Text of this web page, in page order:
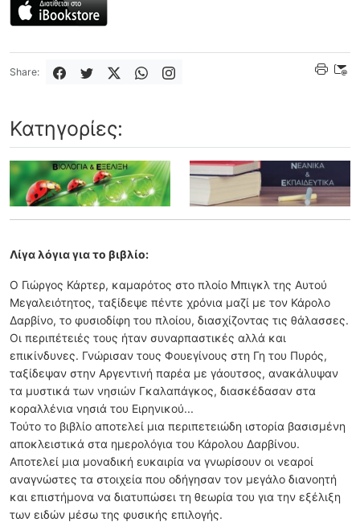
Share:
Κατηγορίες:
Λίγα λόγια για το βιβλίο:
Ο Γιώργος Κάρτερ, καμαρότος στο πλοίο Μπιγκλ της Αυτού
Μεγαλειότητος, ταξίδεψε πέντε χρόνια μαζί με τον Κάρολο
Δαρβίνο, το φυσιοδίφη του πλοίου, διασχίζοντας τις θάλασσες.
Οι περιπέτειές τους ήταν συναρπαστικές αλλά και
επικίνδυνες. Γνώρισαν τους Φουεγίνους στη Γη του Πυρός,
ταξίδεψαν στην Αργεντινή παρέα με γάουτσος, ανακάλυψαν
τα μυστικά των νησιών Γκαλαπάγκος, διασκέδασαν στα
κοραλλένια νησιά του Ειρηνικού...
Τούτο το βιβλίο αποτελεί μια περιπετειώδη ιστορία βασισμένη
αποκλειστικά στα ημερολόγια του Κάρολου Δαρβίνου.
Αποτελεί μια μοναδική ευκαιρία να γνωρίσουν οι νεαροί
αναγνώστες τα στοιχεία που οδήγησαν τον μεγάλο διανοητή
και επιστήμονα να διατυπώσει τη θεωρία του για την εξέλιξη
των ειδών μέσω της φυσικής επιλογής.